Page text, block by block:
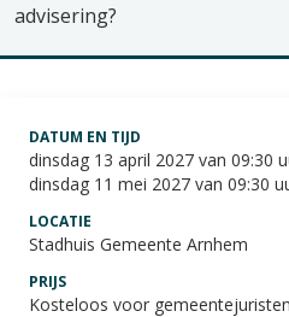
advisering?
DATUM EN TIJD
dinsdag 13 april 2027 van 09:30
dinsdag 11 mei 2027 van 09:30
LOCATIE
Stadhuis Gemeente Arnhem
PRIJS
Kosteloos voor gemeentejuristen